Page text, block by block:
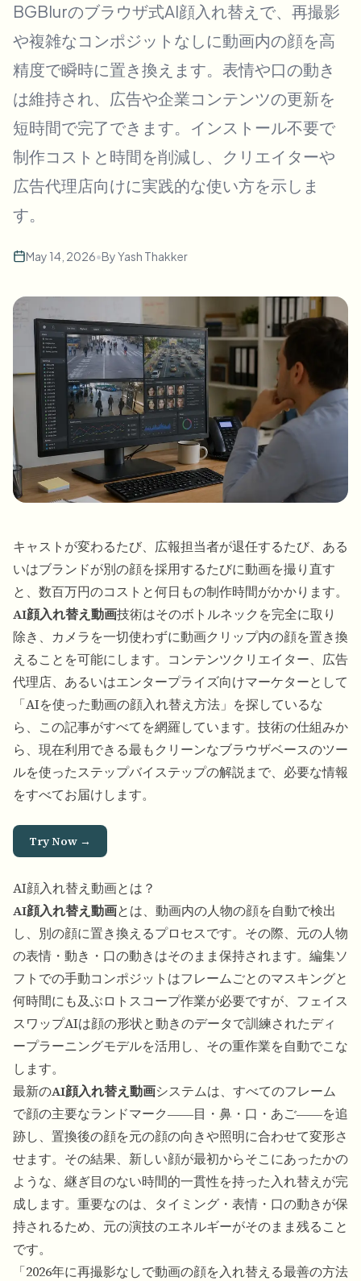
Face Swap - Image
Face Swap - Video
Video intelligence
Bulk Video Blur
Process many videos in one run
Bulk license plate blur
Fleet, dashcam, and parking at scale
Bulk face blur
High-throughput pipelines
Blur Anything
Enterprise zones, policies, and review
API & SDK
Bulk background removal
BGBlurのブラウザ式AI顔入れ替えで、再撮影
や複雑なコンポジットなしに動画内の顔を高
精度で瞬時に置き換えます。表情や口の動き
は維持され、広告や企業コンテンツの更新を
短時間で完了できます。インストール不要で
制作コストと時間を削減し、クリエイターや
広告代理店向けに実践的な使い方を示しま
す。
May 14, 2026•ByYash Thakker
キャストが変わるたび、広報担当者が退任するたび、ある
いはブランドが別の顔を採用するたびに動画を撮り直す
と、数百万円のコストと何日もの制作時間がかかります。
AI顔入れ替え動画技術はそのボトルネックを完全に取り
除き、カメラを一切使わずに動画クリップ内の顔を置き換
えることを可能にします。コンテンツクリエイター、広告
代理店、あるいはエンタープライズ向けマーケターとして
「AIを使った動画の顔入れ替え方法」を探しているな
ら、この記事がすべてを網羅しています。技術の仕組みか
ら、現在利用できる最もクリーンなブラウザベースのツー
ルを使ったステップバイステップの解説まで、必要な情報
をすべてお届けします。
Try Now →
AI顔入れ替え動画とは？
AI顔入れ替え動画とは、動画内の人物の顔を自動で検出
し、別の顔に置き換えるプロセスです。その際、元の人物
の表情・動き・口の動きはそのまま保持されます。編集ソ
フトでの手動コンポジットはフレームごとのマスキングと
何時間にも及ぶロトスコープ作業が必要ですが、フェイス
スワップAIは顔の形状と動きのデータで訓練されたディ
ープラーニングモデルを活用し、その重作業を自動でこな
します。
最新のAI顔入れ替え動画システムは、すべてのフレーム
で顔の主要なランドマーク――目・鼻・口・あご――を追
跡し、置換後の顔を元の顔の向きや照明に合わせて変形さ
せます。その結果、新しい顔が最初からそこにあったかの
ような、継ぎ目のない時間的一貫性を持った入れ替えが完
成します。重要なのは、タイミング・表情・口の動きが保
持されるため、元の演技のエネルギーがそのまま残ること
です。
「2026年に再撮影なしで動画の顔を入れ替える最善の方法